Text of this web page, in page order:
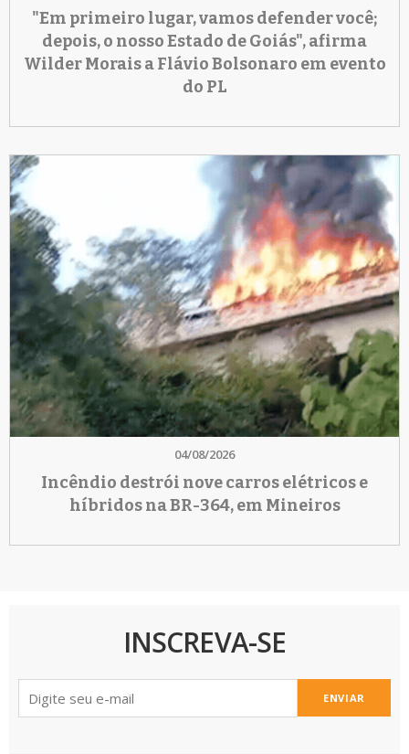
"Em primeiro lugar, vamos defender você;
depois, o nosso Estado de Goiás", afirma
Wilder Morais a Flávio Bolsonaro em evento
do PL
04/08/2026
Incêndio destrói nove carros elétricos e
híbridos na BR-364, em Mineiros
INSCREVA-SE
ENVIAR